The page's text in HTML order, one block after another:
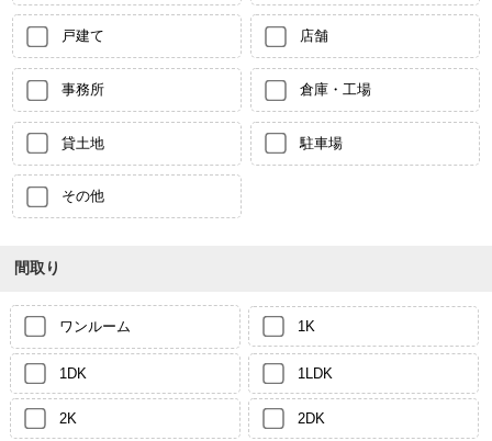
戸建て 店舗
事務所 倉庫・工場
貸土地 駐車場
その他
間取り
ワンルーム 1K
1DK 1LDK
2K 2DK